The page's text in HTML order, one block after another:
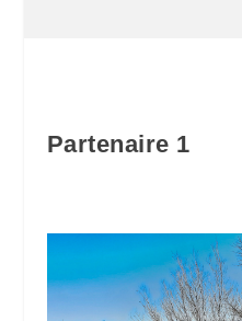
Partenaire 1